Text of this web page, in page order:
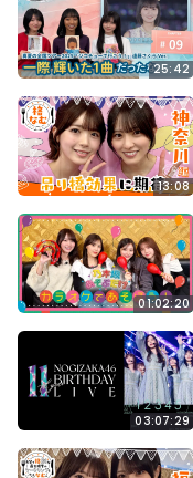
25:42
13:08
01:02:20
03:07:29